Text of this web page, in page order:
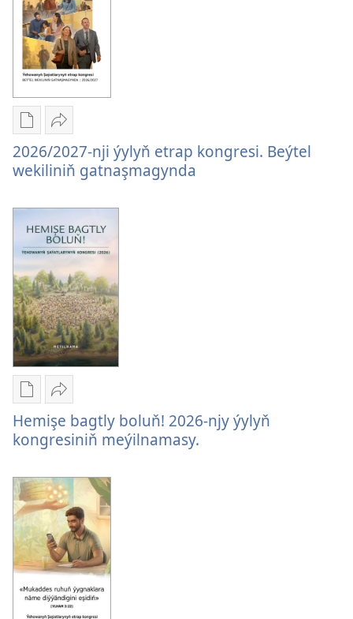
Etrap
gözegçisiniň
gatnaşmagynda
gatnaşmagynda
Edebiýatlary
ýüklemegiň
görnüşleri
2026/2027-
nji
ýylyň
etrap
kongresi.
Beýtel
wekiliniň
gatnaşmagynda
Paýlaşyň
2026/2027-
nji
ýylyň
etrap
kongresi.
Beýtel
gatnaşmagynda
2026/2027-nji ýylyň etrap kongresi. Beýtel
wekiliniň gatnaşmagynda
Edebiýatlary
ýüklemegiň
görnüşleri
Hemişe
bagtly
boluň!
2026-
njy
ýylyň
kongresiniň
meýilnamasy.
Paýlaşyň
Hemişe
bagtly
2026-
njy
ýylyň
kongresiniň
meýilnamasy.
Hemişe bagtly boluň! 2026-njy ýylyň
kongresiniň meýilnamasy.